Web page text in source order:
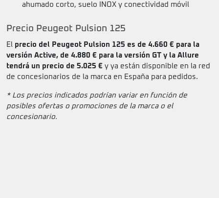
ahumado corto, suelo INOX y conectividad móvil
Precio Peugeot Pulsion 125
El precio del Peugeot Pulsion 125 es de 4.660 € para la
versión Active, de 4.880 € para la versión GT y la Allure
tendrá un precio de 5.025 € y ya están disponible en la red
de concesionarios de la marca en España para pedidos.
* Los precios indicados podrían variar en función de
posibles ofertas o promociones de la marca o el
concesionario.